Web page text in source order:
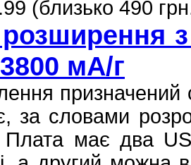
(близько 490
з
мА/г
за словами
має два